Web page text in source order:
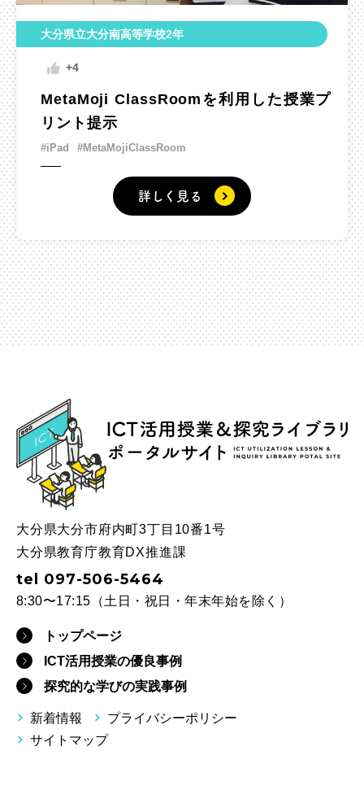
大分県立大分南高等学校2年
+4
MetaMoji ClassRoomを利用した授業プ
リント提示
#iPad #MetaMojiClassRoom
詳しく見る
ICT
大分県大分市府内町3丁目10番1号
大分県教育庁教育DX推進課
tel 097-506-5464
8:30〜17:15（土日・祝日・年末年始を除く）
トップページ
ICT活用授業の優良事例
探究的な学びの実践事例
新着情報
プライバシーポリシー
サイトマップ